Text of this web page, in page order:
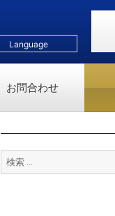
Language
お問合わせ
検
索: